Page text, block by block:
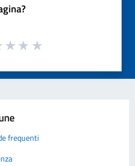
frequenti